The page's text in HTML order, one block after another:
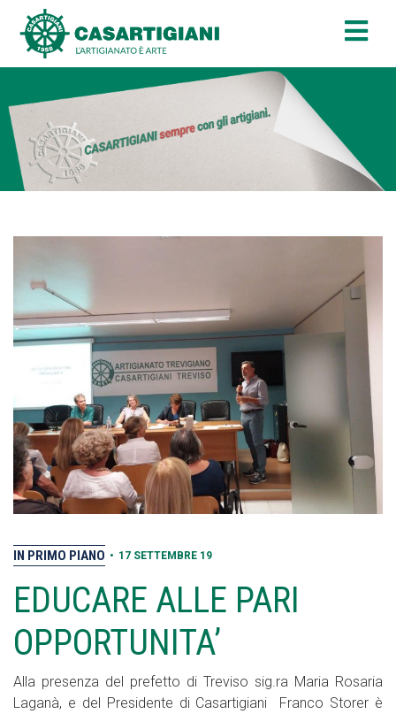
IN PRIMO PIANO • 17 SETTEMBRE 19
EDUCARE ALLE PARI
OPPORTUNITA’
Alla presenza del prefetto di Treviso sig.ra Maria Rosaria
Laganà, e del Presidente di Casartigiani Franco Storer è